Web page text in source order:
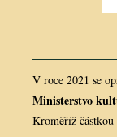
V roce 2021 se
Ministerstvo
Kroměříž